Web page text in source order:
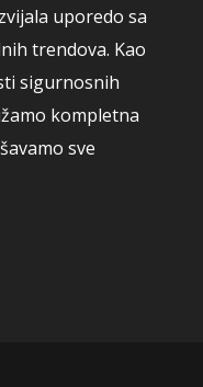
uporedo sa
trendova. Kao
sigurnosnih
kompletna
sve